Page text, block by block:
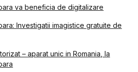
va beneficia de digitalizare
Investigatii imagistice gratuite de
– aparat unic in Romania, la